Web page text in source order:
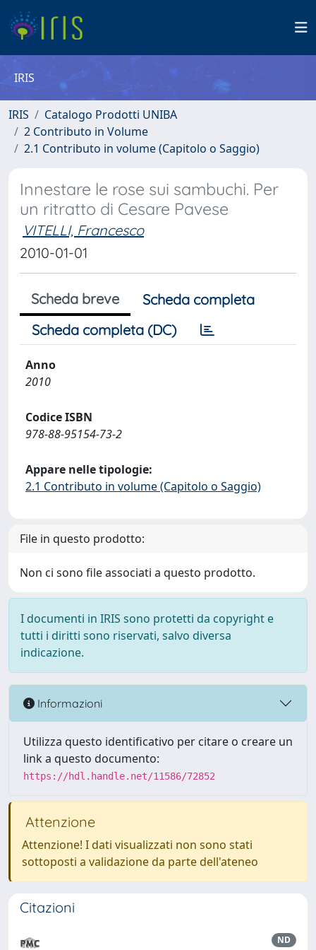
IRIS
IRIS
Catalogo Prodotti UNIBA
2 Contributo in Volume
2.1 Contributo in volume (Capitolo o Saggio)
Innestare le rose sui sambuchi. Per
un ritratto di Cesare Pavese
VITELLI, Francesco
2010-01-01
Scheda breve
Scheda completa
Scheda completa (DC)
Anno
2010
Codice ISBN
978-88-95154-73-2
Appare nelle tipologie:
2.1 Contributo in volume (Capitolo o Saggio)
File in questo prodotto:
Non ci sono file associati a questo prodotto.
I documenti in IRIS sono protetti da copyright e
tutti i diritti sono riservati, salvo diversa
indicazione.
Informazioni
Utilizza questo identificativo per citare o creare un
link a questo documento:
https://hdl.handle.net/11586/72852
Attenzione
Attenzione! I dati visualizzati non sono stati
sottoposti a validazione da parte dell'ateneo
Citazioni
ND